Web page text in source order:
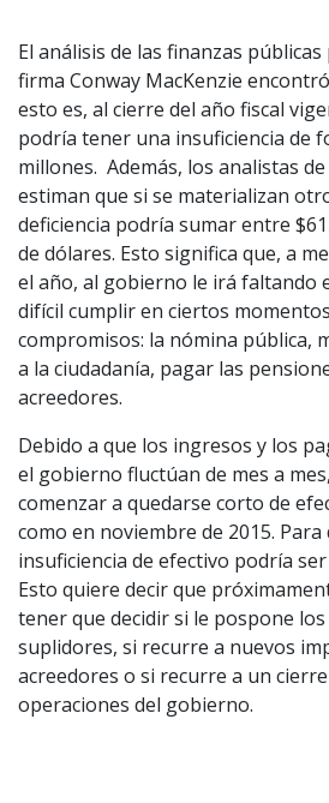
El análisis de las finanzas
firma Conway MacKenzie
esto es, al cierre del año fiscal
podría tener una insuficiencia de
millones. Además, los analistas
estiman que si se materializan
deficiencia podría sumar entre
de dólares. Esto significa que, a
el año, al gobierno le irá faltando
difícil cumplir en ciertos
compromisos: la nómina pública,
a la ciudadanía, pagar las
acreedores.
Debido a que los ingresos y los
el gobierno fluctúan de mes a
comenzar a quedarse corto de
como en noviembre de 2015. Para
insuficiencia de efectivo podría
Esto quiere decir que
tener que decidir si le pospone
suplidores, si recurre a nuevos
acreedores o si recurre a un
operaciones del gobierno.